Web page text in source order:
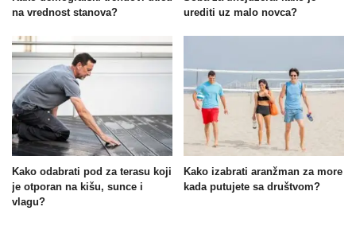
na vrednost stanova?
urediti uz malo novca?
Kako odabrati pod za terasu koji
je otporan na kišu, sunce i
vlagu?
Kako izabrati aranžman za more
kada putujete sa društvom?